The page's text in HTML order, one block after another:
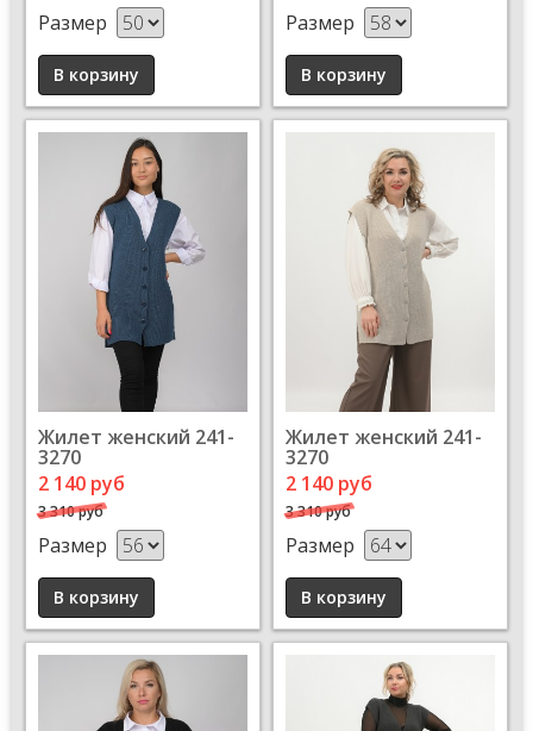
Размер Размер
Жилет женский 241-
3270
2 140 руб
3 310 руб
Размер
Жилет женский 241-
3270
2 140 руб
3 310 руб
Размер